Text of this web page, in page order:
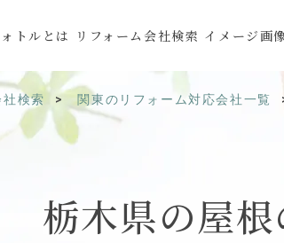
トルとは リフォーム会社検索 イメージ画
検索 関東のリフォーム対応会社一覧
栃木県の屋根